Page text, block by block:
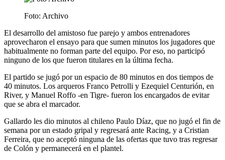
Foto: Archivo
El desarrollo del amistoso fue parejo y ambos entrenadores
aprovecharon el ensayo para que sumen minutos los jugadores que
habitualmente no forman parte del equipo. Por eso, no participó
ninguno de los que fueron titulares en la última fecha.
El partido se jugó por un espacio de 80 minutos en dos tiempos de
40 minutos. Los arqueros Franco Petrolli y Ezequiel Centurión, en
River, y Manuel Roffo -en Tigre- fueron los encargados de evitar
que se abra el marcador.
Gallardo les dio minutos al chileno Paulo Díaz, que no jugó el fin de
semana por un estado gripal y regresará ante Racing, y a Cristian
Ferreira, que no aceptó ninguna de las ofertas que tuvo tras regresar
de Colón y permanecerá en el plantel.